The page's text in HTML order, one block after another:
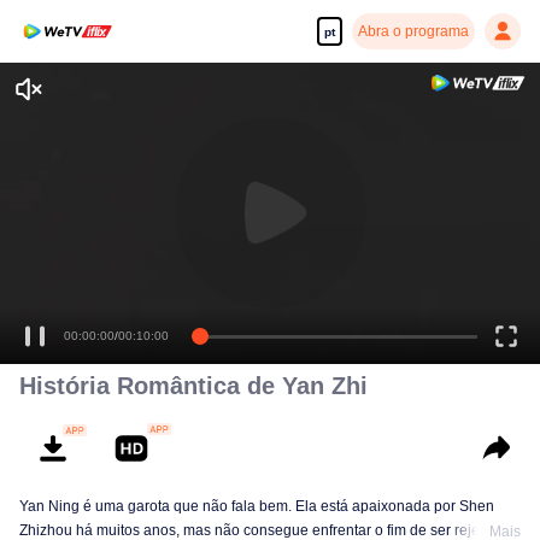
pt Abra o programa
00:00:00/00:10:00
História Romântica de Yan Zhi
Yan Ning é uma garota que não fala bem. Ela está apaixonada por Shen
Zhizhou há muitos anos, mas não consegue enfrentar o fim de ser rejeitada.
Mais